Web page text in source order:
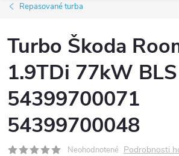
Repasované turba
Turbo Škoda
1.9TDi 77kW
54399700071
54399700048
Neohodnotené Podrobnosti